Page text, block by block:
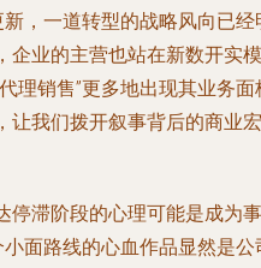
，一道转型的战略风向已经
企业的主营也站在新数开实模
理销售”更多地出现其业务面
让我们拨开叙事背后的商业宏
停滞阶段的心理可能是成为事
面路线的心血作品显然是公